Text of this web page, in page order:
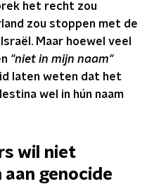
het recht zou
zou stoppen met de
Maar hoewel veel
"niet in mijn naam"
laten weten dat het
wel in hún naam
wil niet
genocide